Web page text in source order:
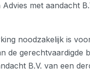
met aandacht
noodzakelijk is
de gerechtvaardigde
B.V. van een